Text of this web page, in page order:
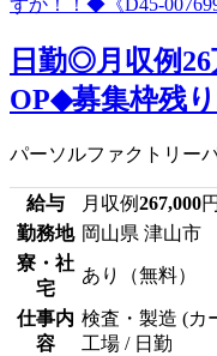
日勤◎月収例
OP◆募集枠残
パーソルファクトリー
給与 月収例267,000円
勤務地 岡山県 津山市
寮・社
宅
あり（無料）
仕事内
容
検査・製造 (カ
工場 / 日勤